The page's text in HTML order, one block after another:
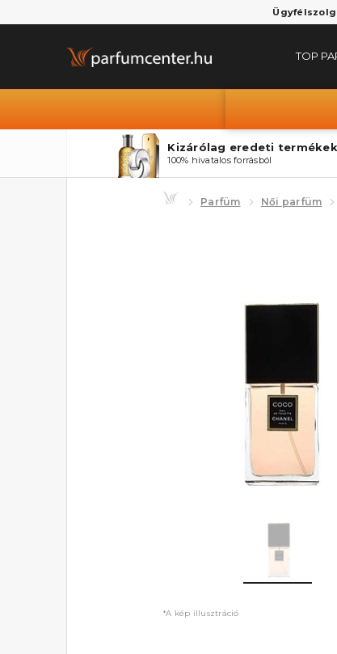
TOP
Kizárólag eredeti termékek
100% hivatalos forrásból
Parfüm Női parfüm
*A kép illusztráció